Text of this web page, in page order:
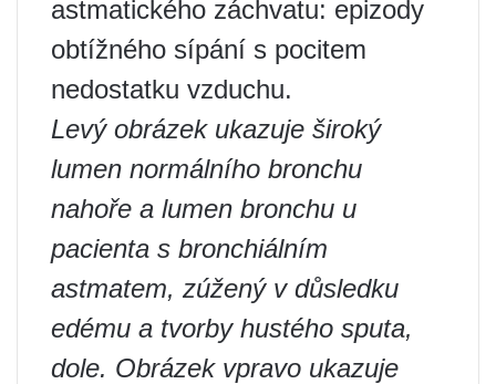
astmatického záchvatu: epizody
obtížného sípání s pocitem
nedostatku vzduchu.
Levý obrázek ukazuje široký
lumen normálního bronchu
nahoře a lumen bronchu u
pacienta s bronchiálním
astmatem, zúžený v důsledku
edému a tvorby hustého sputa,
dole. Obrázek vpravo ukazuje